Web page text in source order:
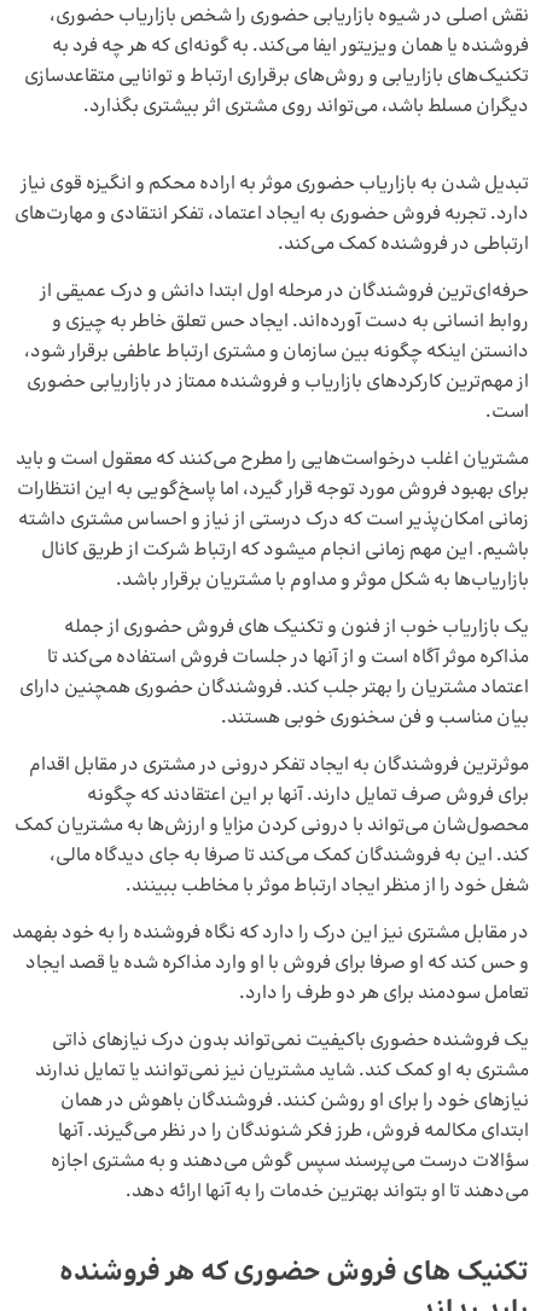
نقش اصلی در شیوه بازاریابی حضوری را شخص بازاریاب حضوری،
فروشنده یا همان ویزیتورایفا می‌کند. به گونه‌ای که هر چه فرد به
تکنیک‌های بازاریابی و روش‌های برقراری ارتباط و توانایی متقاعدسازی
دیگران مسلط باشد، می‌تواند روی مشتری اثر بیشتری بگذارد.
تبدیل شدن به بازاریاب حضوری موثر به اراده محکم و انگیزه قوی نیاز
دارد. تجربه فروش حضوری به ایجاد اعتماد، تفکر انتقادی و مهارت‌های
ارتباطی در فروشنده کمک می‌کند.
حرفه‌ای‌ترین فروشندگان در مرحله اول ابتدا دانش و درک عمیقی از
روابط انسانی به دست آورده‌اند. ایجاد حس تعلق خاطر به چیزی و
دانستن اینکه چگونه بین سازمان و مشتری ارتباط عاطفی برقرار شود،
از مهم‌ترین کارکردهای بازاریاب و فروشنده ممتاز در بازاریابی حضوری
است.
مشتریان اغلب درخواست­‌هایی را مطرح می‌کنند که معقول است و باید
برای بهبود فروش مورد توجه قرار گیرد، اما پاسخ‌گویی به این انتظارات
زمانی امکان‌پذیر است که درک درستی از نیاز و احساس مشتری داشته
باشیم. این مهم زمانی انجام می­شود که ارتباط شرکت از طریق کانال
بازاریاب‌ها به شکل موثر و مداوم با مشتریان برقرار باشد.
یک بازاریاب خوب از فنون و تکنیک‌ های فروش حضوری از جمله
مذاکره موثر آگاه است و از آنها در جلسات فروش استفاده می‌کند تا
اعتماد مشتریان را بهتر جلب کند. فروشندگان حضوری همچنین دارای
بیان مناسب و فن سخنوری خوبی هستند.
موثرترین فروشندگان به ایجاد تفکر درونی در مشتری در مقابل اقدام
برای فروش صرف تمایل دارند. آنها بر این اعتقادند که چگونه
محصول‌شان می‌تواند با درونی کردن مزایا و ارزش‌ها به مشتریان کمک
کند. این به فروشندگان کمک می‌کند تا صرفا به جای دیدگاه مالی،
شغل خود را از منظر ایجاد ارتباط موثر با مخاطب ببینند.
در مقابل مشتری نیز این درک را دارد که نگاه فروشنده را به خود بفهمد
و حس کند که او صرفا برای فروش با او وارد مذاکره شده یا قصد ایجاد
تعامل سودمند برای هر دو طرف را دارد.
یک فروشنده حضوری باکیفیت نمی‌تواند بدون درک نیازهای ذاتی
مشتری به او کمک کند. شاید مشتریان نیز نمی‌توانند یا تمایل ندارند
نیازهای خود را برای او روشن کنند. فروشندگان باهوش در همان
ابتدای مکالمه فروش، طرز فکر شنوندگان را در نظر می‌گیرند. آنها
سؤالات درست می‌پرسند سپس گوش می‌دهند و به مشتری اجازه
می‌دهند تا او بتواند بهترین خدمات را به آنها ارائه دهد.
تکنیک‌ های فروش حضوری که هر فروشنده